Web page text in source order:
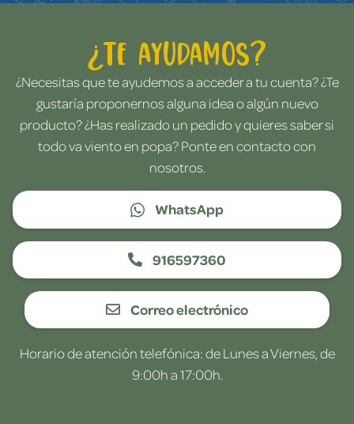
¿Te ayudamos?
¿Necesitas que te ayudemos a acceder a tu cuenta? ¿Te
gustaría proponernos alguna idea o algún nuevo
producto? ¿Has realizado un pedido y quieres saber si
todo va viento en popa? Ponte en contacto con
nosotros.
WhatsApp
916597360
Correo electrónico
Horario de atención telefónica: de Lunes a Viernes, de
9:00h a 17:00h.